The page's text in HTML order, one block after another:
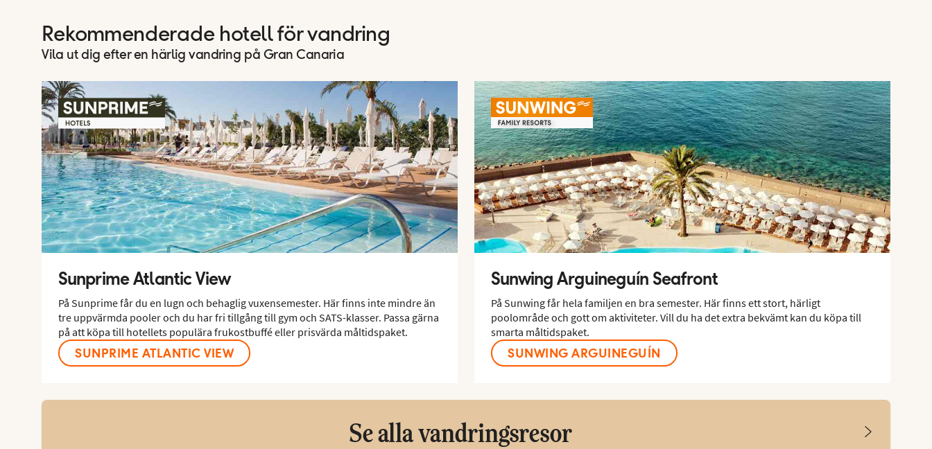
Rekommenderade hotell för vandring
Vila ut dig efter en härlig vandring på Gran Canaria
Sunprime Atlantic View
På Sunprime får du en lugn och behaglig vuxensemester. Här finns inte mindre än
tre uppvärmda pooler och du har fri tillgång till gym och SATS-klasser. Passa gärna
på att köpa till hotellets populära frukostbuffé eller prisvärda måltidspaket.
SUNPRIME ATLANTIC VIEW
Sunwing Arguineguín Seafront
På Sunwing får hela familjen en bra semester. Här finns ett stort, härligt
poolområde och gott om aktiviteter. Vill du ha det extra bekvämt kan du köpa till
smarta måltidspaket.
SUNWING ARGUINEGUÍN
Se alla vandringsresor